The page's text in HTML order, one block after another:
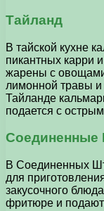
Тайланд
В тайской кухне
пикантных карри
жарены с овощами
лимонной травы и
Тайланде
подается с
Соединенные
В Соединенных
для
закусочного
фритюре и